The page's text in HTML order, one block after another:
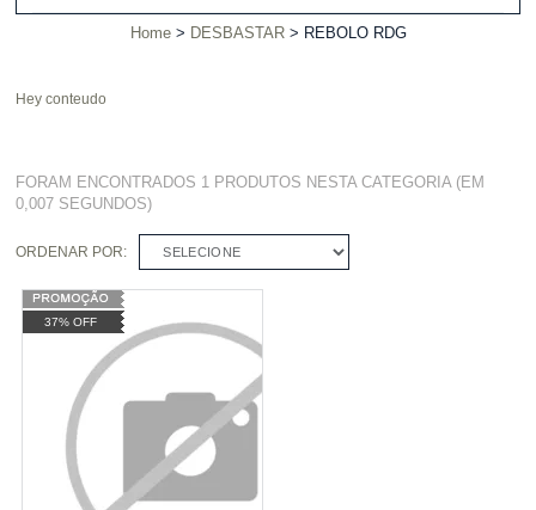
Home DESBASTAR REBOLO RDG
Hey conteudo
FORAM ENCONTRADOS 1 PRODUTOS NESTA CATEGORIA (EM
0,007 SEGUNDOS)
ORDENAR POR: SELECIONE
37% OFF